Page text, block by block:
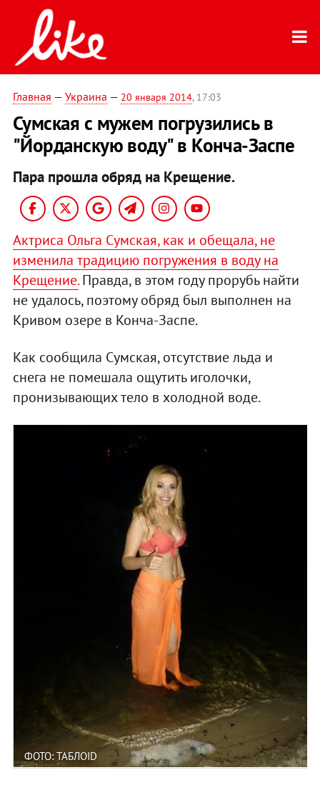
Главная — Украина — 20 января 2014, 17:03
Сумская с мужем погрузились в
"Йорданскую воду" в Конча-Заспе
Пара прошла обряд на Крещение.
Актриса Ольга Сумская, как и обещала, не
изменила традицию погружения в воду на
Крещение.Правда, в этом году прорубь найти
не удалось, поэтому обряд был выполнен на
Кривом озере в Конча-Заспе.
Как сообщила Сумская, отсутствие льда и
снега не помешала ощутить иголочки,
пронизывающих тело в холодной воде.
ФОТО: ТАБЛОID